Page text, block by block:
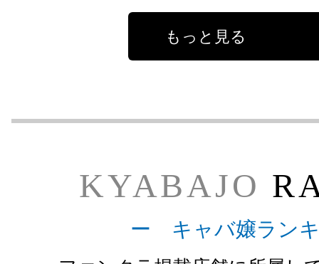
もっと見る
KYABAJO
ー キャバ嬢ラン